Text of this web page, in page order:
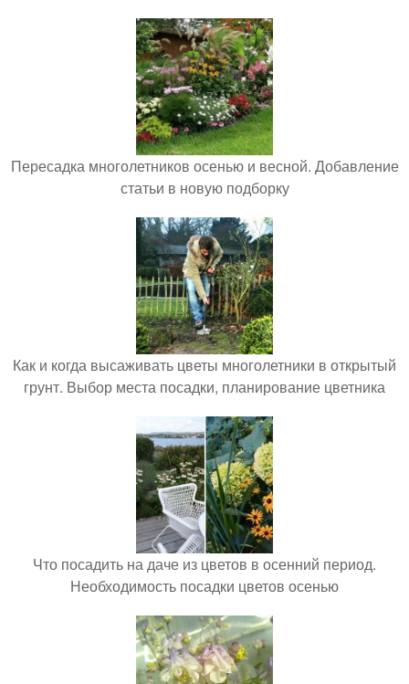
Пересадка многолетников осенью и весной. Добавление
статьи в новую подборку
Как и когда высаживать цветы многолетники в открытый
грунт. Выбор места посадки, планирование цветника
Что посадить на даче из цветов в осенний период.
Необходимость посадки цветов осенью